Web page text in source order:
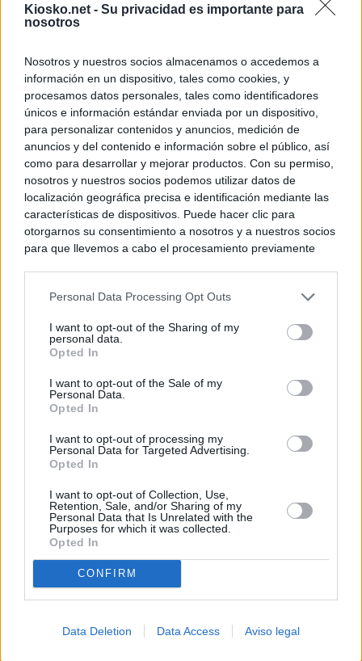
Kiosko.net - Su privacidad es importante para
nosotros
Nosotros y nuestros socios almacenamos o accedemos a
información en un dispositivo, tales como cookies, y
procesamos datos personales, tales como identificadores
únicos e información estándar enviada por un dispositivo,
para personalizar contenidos y anuncios, medición de
anuncios y del contenido e información sobre el público, así
como para desarrollar y mejorar productos. Con su permiso,
nosotros y nuestros socios podemos utilizar datos de
localización geográfica precisa e identificación mediante las
características de dispositivos. Puede hacer clic para
otorgarnos su consentimiento a nosotros y a nuestros socios
para que llevemos a cabo el procesamiento previamente
negar su consentimiento. Tenga en cuenta que algún
de su consentimiento, pero usted tiene el derecho de
rechazar tal procesamiento. Sus preferencias se aplicarán
cualquier momento entrando de nuevo en este sitio web o
visitando nuestra política de privacidad.
Personal Data Processing Opt Outs
I want to opt-out of the Sharing of my
personal data.
Opted In
I want to opt-out of the Sale of my
Personal Data.
Opted In
I want to opt-out of processing my
Personal Data for Targeted Advertising.
Opted In
I want to opt-out of Collection, Use,
Retention, Sale, and/or Sharing of my
Personal Data that Is Unrelated with the
Purposes for which it was collected.
Opted In
CONFIRM
Data Deletion Data Access Aviso legal